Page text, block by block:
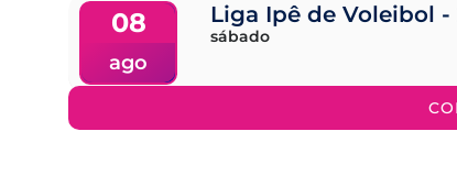
08
ago
Liga Ipê de Voleibol -
sábado